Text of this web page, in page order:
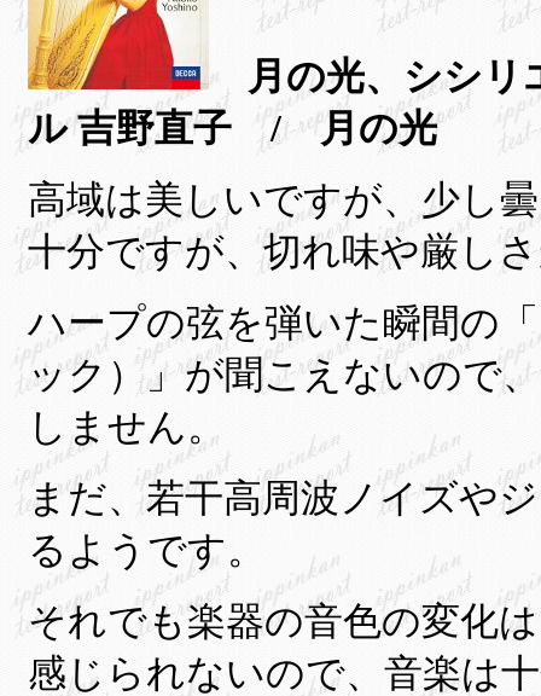
月の光、シシリ
ル 吉野直子 / 月の光
高域は美しいですが、少し
十分ですが、切れ味や厳し
ハープの弦を弾いた瞬間の
ック）」が聞こえないので
しません。
まだ、若干高周波ノイズや
るようです。
それでも楽器の音色の変化
感じられないので、音楽は